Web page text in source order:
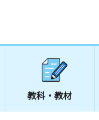
教科・教材